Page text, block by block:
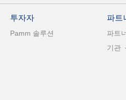
투자자
Pamm 솔루션
파트
파트
기관